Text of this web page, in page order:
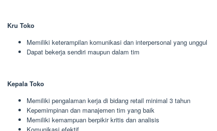
Kru Toko
Memiliki keterampilan komunikasi dan interpersonal yang unggul
Dapat bekerja sendiri maupun dalam tim
Kepala Toko
Memiliki pengalaman kerja di bidang retail minimal 3 tahun
Kepemimpinan dan manajemen tim yang baik
Memiliki kemampuan berpikir kritis dan analisis